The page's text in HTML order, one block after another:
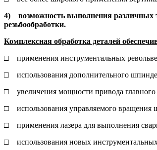
4) возможность выполнения различных
резьбообработки.
Комплексная обработка деталей
□ применения инструментальных
□ использования дополнительного
□ увеличения мощности привода главного
□ использования управляемого вращения
□ применения лазера для выполнения
□ использования новых